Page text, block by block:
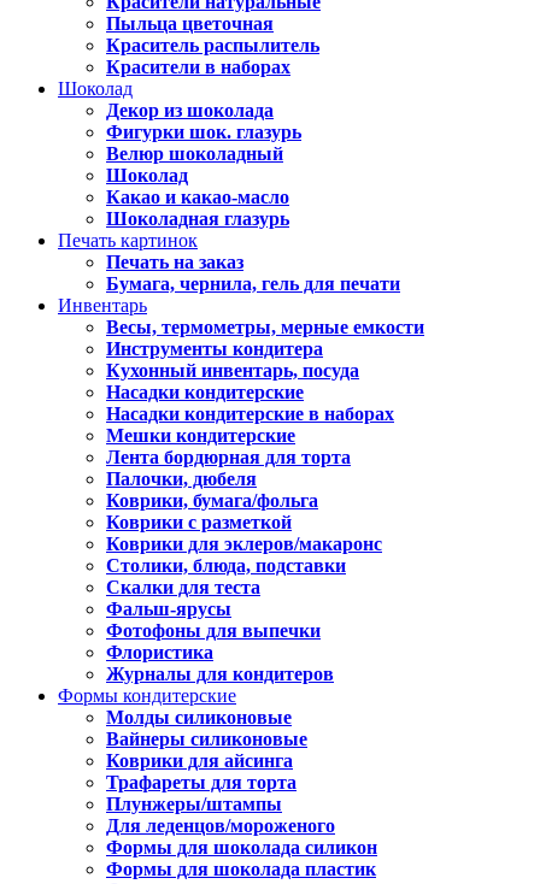
Пыльца цветочная
Краситель распылитель
Красители в наборах
Шоколад
Декор из шоколада
Фигурки шок. глазурь
Велюр шоколадный
Шоколад
Какао и какао-масло
Шоколадная глазурь
Печать картинок
Печать на заказ
Бумага, чернила, гель для печати
Инвентарь
Весы, термометры, мерные емкости
Инструменты кондитера
Кухонный инвентарь, посуда
Насадки кондитерские
Насадки кондитерские в наборах
Мешки кондитерские
Лента бордюрная для торта
Палочки, дюбеля
Коврики, бумага/фольга
Коврики с разметкой
Коврики для эклеров/макаронс
Столики, блюда, подставки
Скалки для теста
Фальш-ярусы
Фотофоны для выпечки
Флористика
Журналы для кондитеров
Формы кондитерские
Молды силиконовые
Вайнеры силиконовые
Коврики для айсинга
Трафареты для торта
Плунжеры/штампы
Для леденцов/мороженого
Формы для шоколада силикон
Формы для шоколада пластик